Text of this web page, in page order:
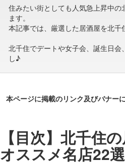
住みたい街としても人気急上昇中
ます。
本記事では、厳選した居酒屋を北千
北千住でデートや女子会、誕生日
し♪
本ページに掲載のリンク及びバナー
【目次】北千住
オススメ名店22選